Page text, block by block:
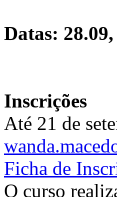
Datas:
Inscrições
Até 21 de
Ficha de
O curso